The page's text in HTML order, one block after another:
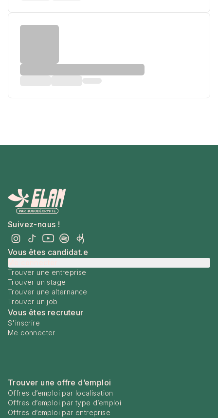
Suivez-nous !
Vous êtes candidat.e
Trouver une entreprise
Trouver un stage
Trouver une alternance
Trouver un job
Vous êtes recruteur
S'inscrire
Me connecter
Trouver une offre d’emploi
Offres d’emploi par localisation
Offres d’emploi par type d’emploi
Offres d’emploi par entreprise